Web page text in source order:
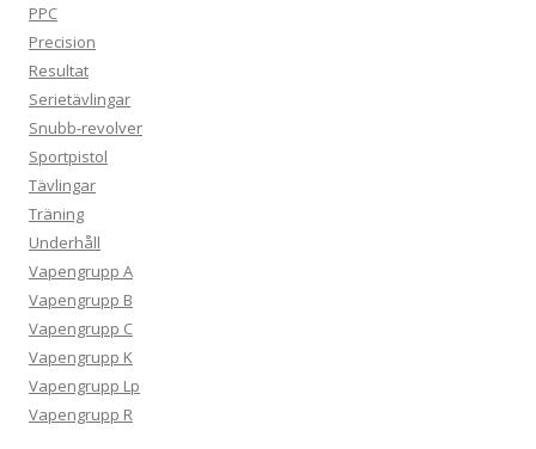
PPC
Precision
Resultat
Serietävlingar
Snubb-revolver
Sportpistol
Tävlingar
Träning
Underhåll
Vapengrupp A
Vapengrupp B
Vapengrupp C
Vapengrupp K
Vapengrupp Lp
Vapengrupp R